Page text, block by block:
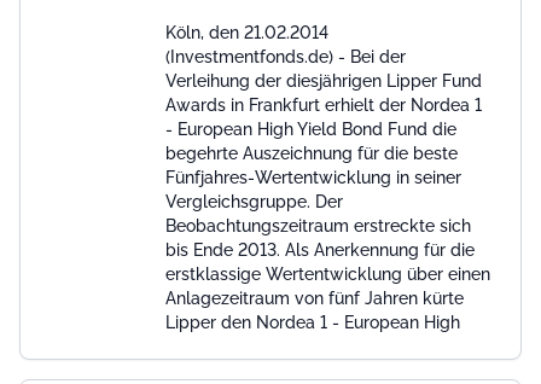
Köln, den 21.02.2014
(Investmentfonds.de) - Bei der
Verleihung der diesjährigen Lipper Fund
Awards in Frankfurt erhielt der Nordea 1
- European High Yield Bond Fund die
begehrte Auszeichnung für die beste
Fünfjahres-Wertentwicklung in seiner
Vergleichsgruppe. Der
Beobachtungszeitraum erstreckte sich
bis Ende 2013. Als Anerkennung für die
erstklassige Wertentwicklung über einen
Anlagezeitraum von fünf Jahren kürte
Lipper den Nordea 1 - European High